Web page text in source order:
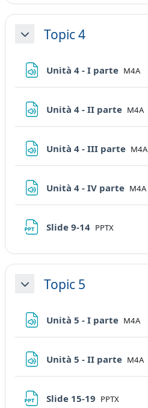
MinimizzaTopic 4
Unità 4 - I parte File
M4A
Unità 4 - II parte File
M4A
Unità 4 - III parte File
M4A
Unità 4 - IV parte File
M4A
Slide 9-14 File
PPTX
MinimizzaTopic 5
Unità 5 - I parte File
M4A
Unità 5 - II parte File
M4A
Slide 15-19 File
PPTX